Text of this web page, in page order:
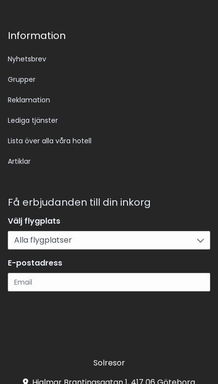
Information
Nyhetsbrev
Grupper
Reklamation
Lediga tjänster
Lista över alla våra hotell
Artiklar
Få erbjudanden till din inkorg
Välj flygplats
E-postadress
Solresor